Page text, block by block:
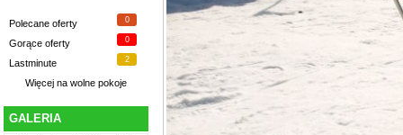
Polecane oferty 0
Gorące oferty 0
Lastminute 2
Więcej na wolne pokoje
GALERIA